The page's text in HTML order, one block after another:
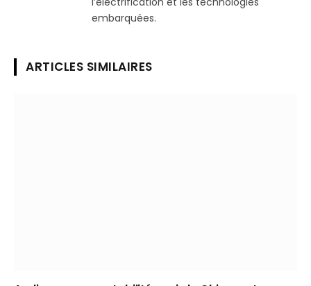
embarquées.
ARTICLES SIMILAIRES